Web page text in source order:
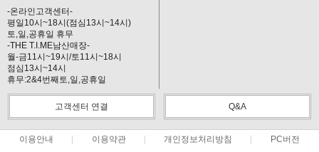
-온라인고객센터-
평일10시~18시(점심13시~14시)
토,일,공휴일 휴무
-THE T.I.ME남산매장-
월-금11시~19시/토11시~18시
점심13시~14시
휴무:2&4번째토,일,공휴일
고객센터 연결 Q&A
이용안내 이용약관 개인정보처리방침 PC버전